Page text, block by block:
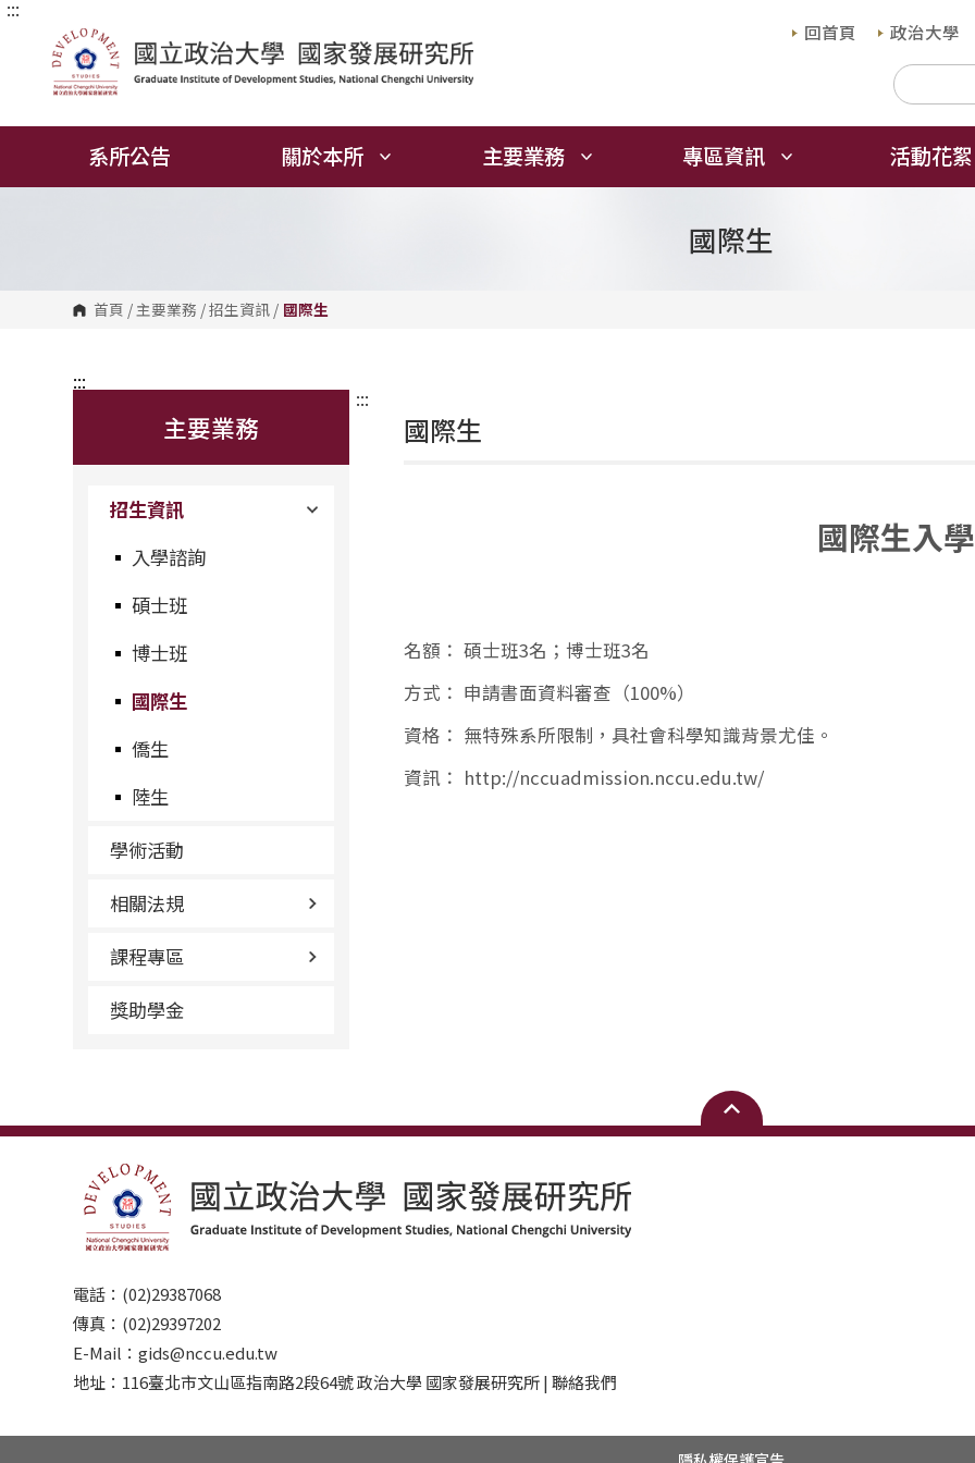
跳
塊
:::
回首頁 政治大學
系所公告 關於本所 主要業務 專區資訊 活動花絮
國際生
首頁 /主要業務 /招生資訊 / 國際生
:::
主要業務
招生資訊
入學諮詢
碩士班
博士班
國際生
僑生
陸生
學術活動
相關法規
課程專區
獎助學金
:::
國際生
國際生入學
名額： 碩士班3名；博士班3名
方式： 申請書面資料審查（100%）
資格： 無特殊系所限制，具社會科學知識背景尤佳。
資訊： http://nccuadmission.nccu.edu.tw/
電話：(02)29387068
傳真：(02)29397202
E-Mail：gids@nccu.edu.tw
地址：116臺北市文山區指南路2段64號 政治大學 國家發展研究所 | 聯絡我們